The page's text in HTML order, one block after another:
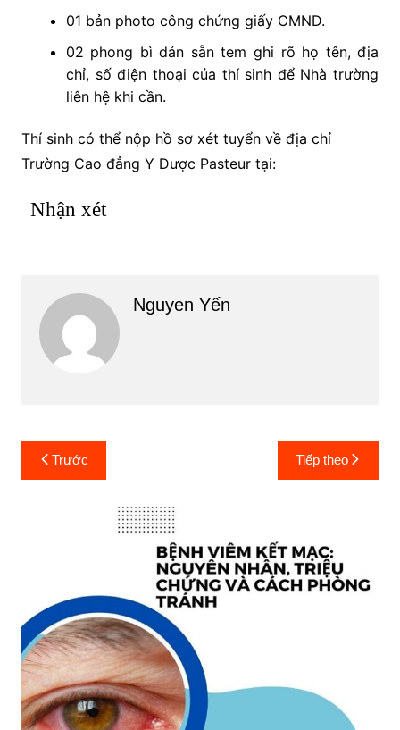
01 bản photo công chứng giấy CMND.
02 phong bì dán sẵn tem ghi rõ họ tên, địa
chỉ, số điện thoại của thí sinh để Nhà trường
liên hệ khi cần.
Thí sinh có thể nộp hồ sơ xét tuyển về địa chỉ
Trường Cao đẳng Y Dược Pasteur tại:
Nhận xét
Nguyen Yến
Điều
hướng
Trước Tiếp theo